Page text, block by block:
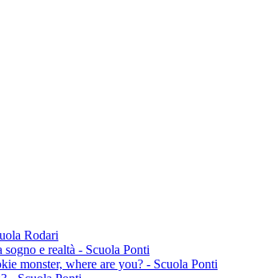
Rodari
sogno e realtà - Scuola Ponti
monster, where are you? - Scuola Ponti